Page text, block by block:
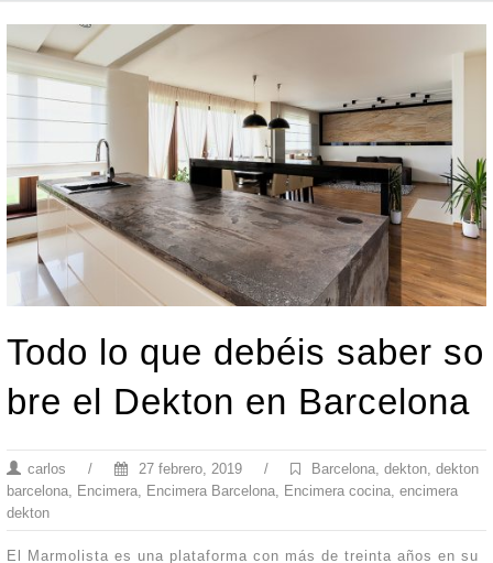
Todo lo que debéis saber so
bre el Dekton en Barcelona
carlos / 27 febrero, 2019 / Barcelona dekton dekton
barcelona Encimera Encimera Barcelona Encimera cocina encimera
dekton
El Marmolista es una plataforma con más de treinta años en su